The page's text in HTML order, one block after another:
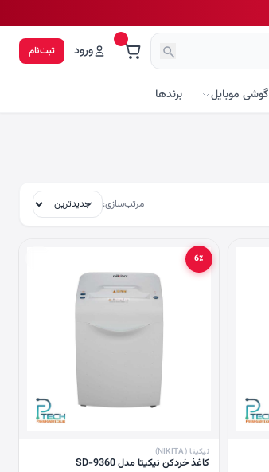
ورود ثبت‌نام
گوشی موبایل برندها
مرتب‌سازی:
6٪
نیکیتا (NIKITA)
کاغذ خردکن نیکیتا مدل SD-9360